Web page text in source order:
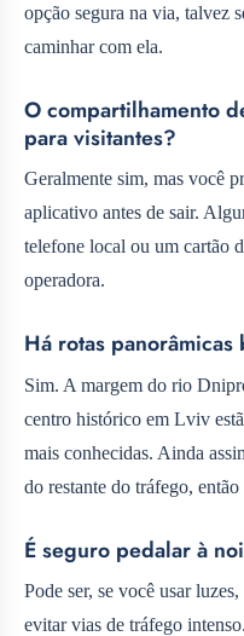
opção segura na via, talvez
caminhar com ela.
O compartilhamento
para visitantes?
Geralmente sim, mas você
aplicativo antes de sair.
telefone local ou um cartão
operadora.
Há rotas panorâmicas
Sim. A margem do rio
centro histórico em Lviv
mais conhecidas. Ainda
do restante do tráfego, então
É seguro pedalar à
Pode ser, se você usar
evitar vias de tráfego